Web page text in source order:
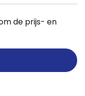
de prijs- en